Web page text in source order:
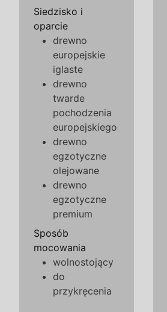
Siedzisko i
oparcie
drewno
europejskie
iglaste
drewno
twarde
pochodzenia
europejskiego
drewno
egzotyczne
olejowane
drewno
egzotyczne
premium
Sposób
mocowania
wolnostojący
do
przykręcenia